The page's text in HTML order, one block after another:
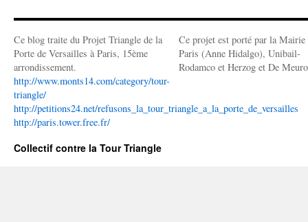
Ce blog traite du Projet Triangle de la
Porte de Versailles à Paris, 15ème
arrondissement.
http://www.monts14.com/category/tour-
triangle/
http://petitions24.net/refusons_la_tour_triangle_a_la_porte_de_versailles
http://paris.tower.free.fr/
Ce projet est porté par la Mairie
Paris (Anne Hidalgo), Unibail-
Rodamco et Herzog et De
Collectif contre la Tour Triangle